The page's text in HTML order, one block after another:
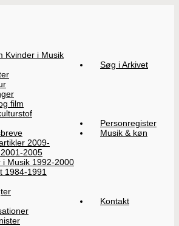
Kvinder i Musik
film
Søg i Arkivet
2009-
2005
i Musik 1992-2000
1984-1991
Personregister
Musik & køn
Kontakt